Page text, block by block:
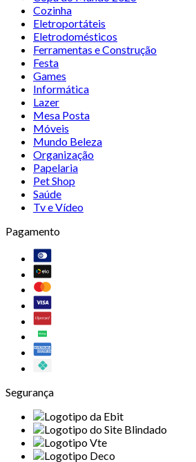
Cozinha
Eletroportáteis
Eletrodomésticos
Ferramentas e Construção
Festa
Games
Informática
Lazer
Mesa Posta
Móveis
Mundo Beleza
Organização
Papelaria
Pet Shop
Saúde
Tv e Vídeo
Pagamento
Segurança